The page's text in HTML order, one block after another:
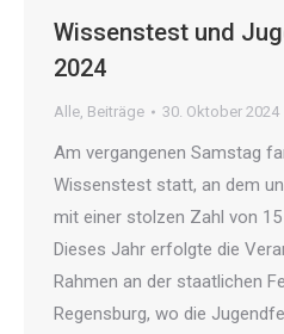
Wissenstest und
2024
Alle, Beiträge 30. Oktober 2024
Am vergangenen Samstag
Wissenstest statt, an dem
mit einer stolzen Zahl von
Dieses Jahr erfolgte die
Rahmen an der staatlichen
Regensburg, wo die